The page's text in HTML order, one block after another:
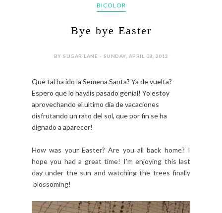
BICOLOR
Bye bye Easter
BY SUGAR LANE - SUNDAY, APRIL 08, 2012
Que tal ha ido la Semena Santa? Ya de vuelta?
Espero que lo hayáis pasado genial! Yo estoy
aprovechando el ultimo día de vacaciones
disfrutando un rato del sol, que por fin se ha
dignado a aparecer!
How was your Easter? Are you all back home? I
hope you had a great time! I’m enjoying this last
day under the sun and watching the trees finally
blossoming!